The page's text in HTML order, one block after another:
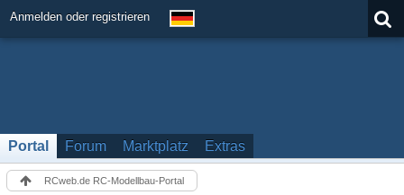
Anmelden oder registrieren
Portal Forum Marktplatz Extras
RCweb.de RC-Modellbau-Portal